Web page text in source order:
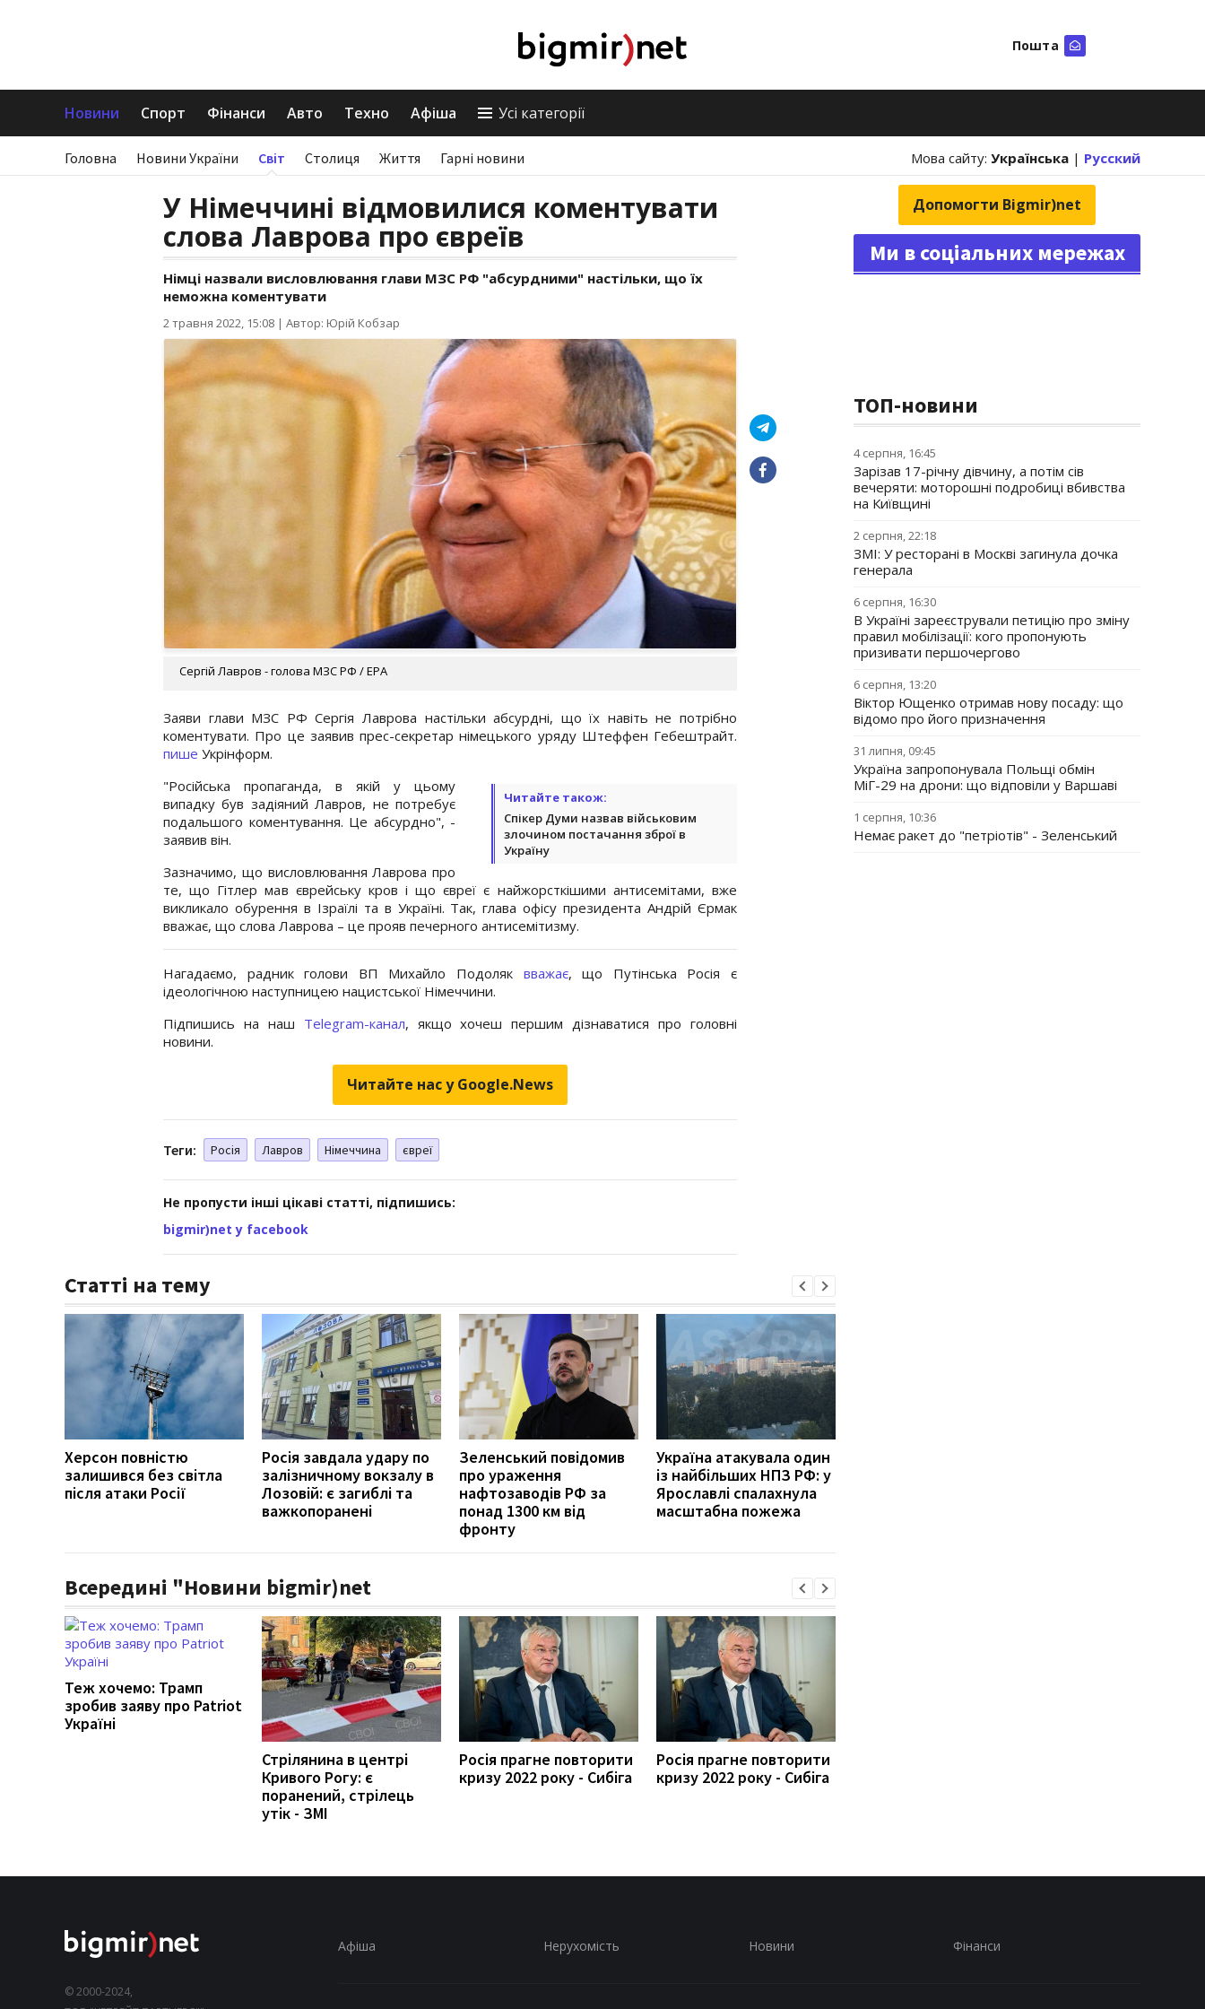
Пошта
Новини Спорт Фінанси Авто Техно Афіша Усі категорії
Головна Новини України Світ Столиця Життя Гарні новини Мова сайту: Українська | Русский
У Німеччині відмовилися коментувати
слова Лаврова про євреїв
Німці назвали висловлювання глави МЗС РФ "абсурдними" настільки, що їх
неможна коментувати
2 травня 2022, 15:08 | Автор: Юрій Кобзар
Сергій Лавров - голова МЗС РФ / EPA
Заяви глави МЗС РФ Сергія Лаврова настільки абсурдні, що їх навіть не потрібно
коментувати. Про це заявив прес-секретар німецького уряду Штеффен Гебештрайт.
пише Укрінформ.
Читайте також:
Спікер Думи назвав військовим
злочином постачання зброї в
Україну
"Російська пропаганда, в якій у цьому
випадку був задіяний Лавров, не потребує
подальшого коментування. Це абсурдно", -
заявив він.
Зазначимо, що висловлювання Лаврова про
те, що Гітлер мав єврейську кров і що євреї є найжорсткішими антисемітами, вже
викликало обурення в Ізраїлі та в Україні. Так, глава офісу президента Андрій Єрмак
вважає, що слова Лаврова – це прояв печерного антисемітизму.
Нагадаємо, радник голови ВП Михайло Подоляк вважає, що Путінська Росія є
ідеологічною наступницею нацистської Німеччини.
Підпишись на наш Telegram-канал, якщо хочеш першим дізнаватися про головні
новини.
Читайте нас у Google.News
Теги: Росія Лавров Німеччина євреї
Не пропусти інші цікаві статті, підпишись:
bigmir)net у facebook
Статті на тему
Херсон повністю
залишився без світла
після атаки Росії
Росія завдала удару по
залізничному вокзалу в
Лозовій: є загиблі та
важкопоранені
Зеленський повідомив
про ураження
нафтозаводів РФ за
понад 1300 км від
фронту
Україна атакувала один
із найбільших НПЗ РФ: у
Ярославлі спалахнула
масштабна пожежа
Всередині "Новини bigmir)net
Теж хочемо: Трамп
зробив заяву про Patriot
Україні
Стрілянина в центрі
Кривого Рогу: є
поранений, стрілець
утік - ЗМІ
Росія прагне повторити
кризу 2022 року - Сибіга
Росія прагне повторити
кризу 2022 року - Сибіга
Допомогти Bigmir)net
Ми в соціальних мережах
ТОП-новини
4 серпня, 16:45
Зарізав 17-річну дівчину, а потім сів
вечеряти: моторошні подробиці вбивства
на Київщині
2 серпня, 22:18
ЗМІ: У ресторані в Москві загинула дочка
генерала
6 серпня, 16:30
В Україні зареєстрували петицію про зміну
правил мобілізації: кого пропонують
призивати першочергово
6 серпня, 13:20
Віктор Ющенко отримав нову посаду: що
відомо про його призначення
31 липня, 09:45
Україна запропонувала Польщі обмін
МіГ-29 на дрони: що відповіли у Варшаві
1 серпня, 10:36
Немає ракет до "петріотів" - Зеленський
© 2000-2024,
Афіша Нерухомість Новини Фінанси